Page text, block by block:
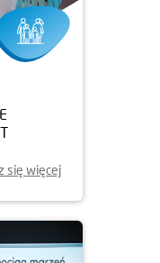
się więcej